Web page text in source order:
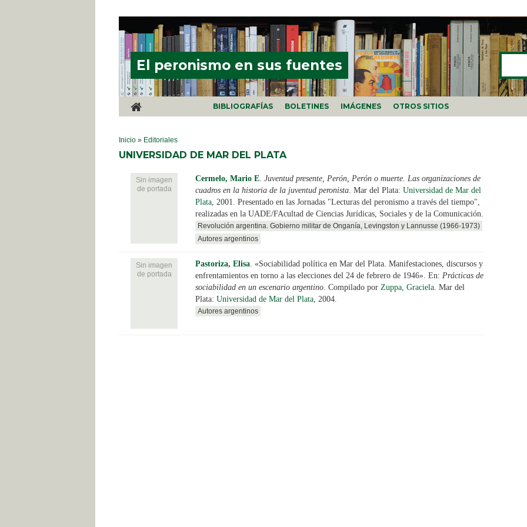
El peronismo en sus fuentes
Buscar
BIBLIOGRAFÍAS BOLETINES IMÁGENES OTROS SITIOS
SE ENCUENTRA USTED AQUÍ
Inicio » Editoriales
UNIVERSIDAD DE MAR DEL PLATA
Sin imagen
de portada
Cermelo, Mario E. Juventud presente, Perón, Perón o muerte. Las organizaciones de
cuadros en la historia de la juventud peronista. Mar del Plata: Universidad de Mar del
Plata, 2001. Presentado en las Jornadas "Lecturas del peronismo a través del tiempo",
realizadas en la UADE/FAcultad de Ciencias Jurídicas, Sociales y de la Comunicación.
Revolución argentina. Gobierno militar de Onganía, Levingston y Lannusse (1966-1973)
Autores argentinos
Sin imagen
de portada
Pastoriza, Elisa. «Sociabilidad política en Mar del Plata. Manifestaciones, discursos y
enfrentamientos en torno a las elecciones del 24 de febrero de 1946». En: Prácticas de
sociabilidad en un escenario argentino. Compilado por Zuppa, Graciela. Mar del
Plata: Universidad de Mar del Plata, 2004.
Autores argentinos